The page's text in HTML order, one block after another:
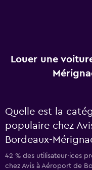
Louer une
Quelle est la
populaire chez
Bordeaux-
42 % des utilisateur·ices
chez Avis à Aéroport de